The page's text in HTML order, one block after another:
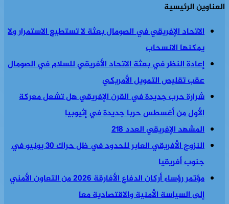
العناوين الرئيسية
الاتحاد الإفريقي في الصومال بعثة لا تستطيع الاستمرار ولا
يمكنها الانسحاب
إعادة النظر في بعثة الاتحاد الأفريقي للسلام في الصومال
عقب تقليص التمويل الأمريكي
شرارة حرب جديدة في القرن الإفريقي هل تشعل معركة
الأول من أغسطس حربا جديدة في إثيوبيا
المشهد الإفريقي العدد 218
النزوح الأفريقي العابر للحدود في ظل حراك 30 يونيو في
جنوب أفريقيا
مؤتمر رؤساء أركان الدفاع الأفارقة 2026 من التعاون الأمني
إلى السياسة الأمنية والاقتصادية معا